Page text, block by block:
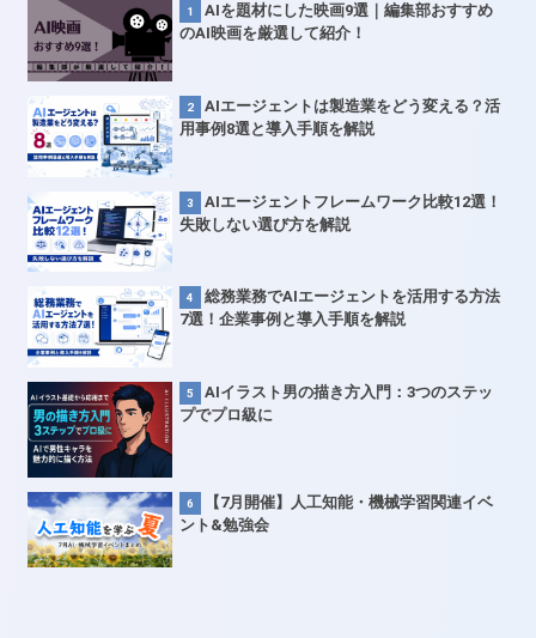
AIを題材にした映画9選｜編集部おすすめ
のAI映画を厳選して紹介！
AIエージェントは製造業をどう変える？活
用事例8選と導入手順を解説
AIエージェントフレームワーク比較12選！
失敗しない選び方を解説
総務業務でAIエージェントを活用する方法
7選！企業事例と導入手順を解説
AIイラスト男の描き方入門：3つのステッ
プでプロ級に
【7月開催】人工知能・機械学習関連イベ
ント&勉強会